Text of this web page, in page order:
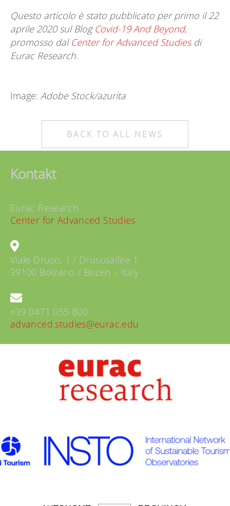
Questo articolo è stato pubblicato per primo il 22
aprile 2020 sul BlogCovid-19 And Beyond,
promosso dal Center for Advanced Studiesdi
Eurac Research.
Image: Adobe Stock/azurita
BACK TO ALL NEWS
Kontakt
Eurac Research
Center for Advanced Studies
Viale Druso, 1 / Drususallee 1
39100 Bolzano / Bozen – Italy
+39 0471 055 800
advanced.studies@eurac.edu